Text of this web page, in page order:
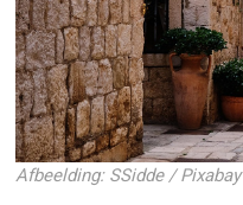
Afbeelding: SSidde / Pixabay